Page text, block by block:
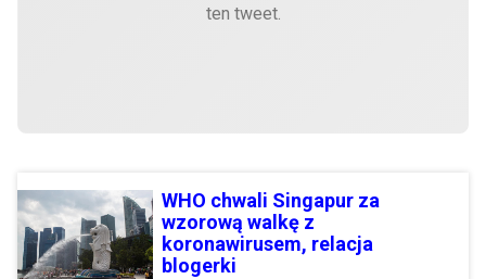
ten tweet.
WHO chwali Singapur za
wzorową walkę z
koronawirusem, relacja
blogerki